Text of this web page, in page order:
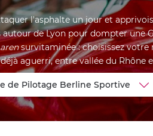
l'asphalte un jour et
de Lyon pour dompter une
survitaminée : choisissez
aguerri, entre vallée du Rhône